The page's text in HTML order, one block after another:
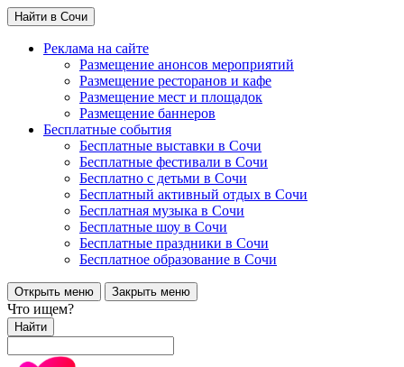
Найти в Сочи
Реклама на сайте
Размещение анонсов мероприятий
Размещение ресторанов и кафе
Размещение мест и площадок
Размещение баннеров
Бесплатные события
Бесплатные выставки в Сочи
Бесплатные фестивали в Сочи
Бесплатно с детьми в Сочи
Бесплатный активный отдых в Сочи
Бесплатная музыка в Сочи
Бесплатные шоу в Сочи
Бесплатные праздники в Сочи
Бесплатное образование в Сочи
Открыть меню Закрыть меню
Что ищем?
Найти